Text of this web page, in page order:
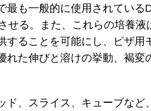
最も一般的に使用されてい
せる。また、これらの培養
することを可能にし、ピザ
れた伸びと溶けの挙動、褐
ド、スライス、キューブなど